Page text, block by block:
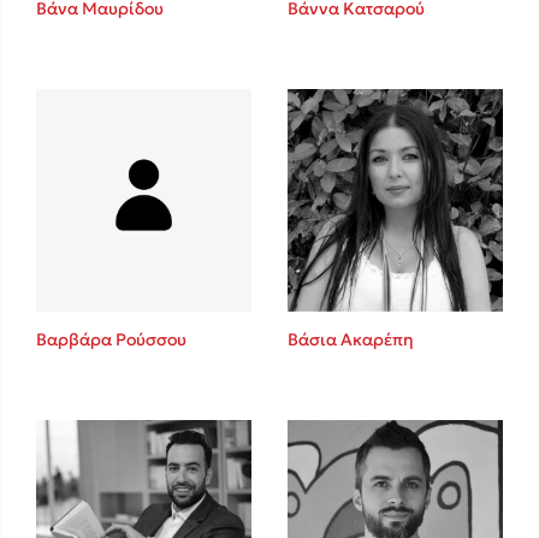
Sebastian Fitzek
Playlist
Το λεξικό της ζωής σου
Βάνα Μαυρίδου Βάννα Κατσαρού
Βαρβάρα Ρούσσου Βάσια Ακαρέπη